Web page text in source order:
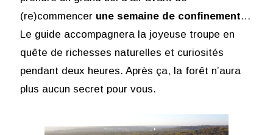
(re)commencer une semaine de confinement…
Le guide accompagnera la joyeuse troupe en
quête de richesses naturelles et curiosités
pendant deux heures. Après ça, la forêt n’aura
plus aucun secret pour vous.